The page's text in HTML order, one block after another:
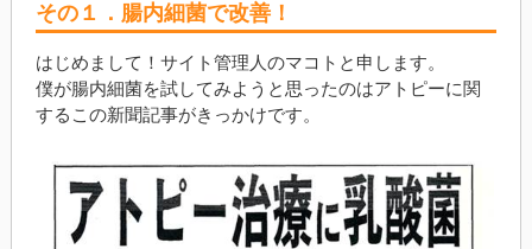
その１．腸内細菌で改善！
はじめまして！サイト管理人のマコトと申します。
僕が腸内細菌を試してみようと思ったのはアトピーに関
するこの新聞記事がきっかけです。